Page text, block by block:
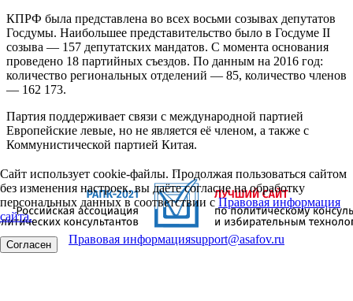
КПРФ была представлена во всех восьми созывах депутатов
Госдумы. Наибольшее представительство было в Госдуме II
созыва — 157 депутатских мандатов. С момента основания
проведено 18 партийных съездов. По данным на 2016 год:
количество региональных отделений — 85, количество членов
— 162 173.
Партия поддерживает связи с международной партией
Европейские левые, но не является её членом, а также с
Коммунистической партией Китая.
Сайт использует cookie-файлы. Продолжая пользоваться сайтом
без изменения настроек, вы даёте согласие на обработку
персональных данных в соответствии сПравовая информация
сайта.
Согласен Правовая информацияsupport@asafov.ru